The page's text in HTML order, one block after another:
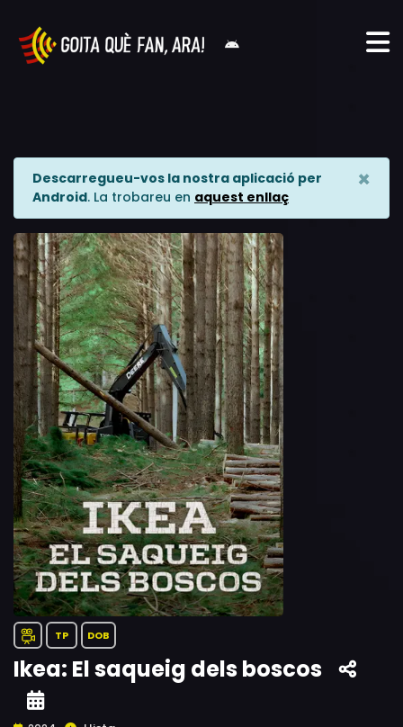
Descarregueu-vos la nostra aplicació per
Android. La trobareu en aquest enllaç
×
TP DOB
Ikea: El saqueig dels boscos